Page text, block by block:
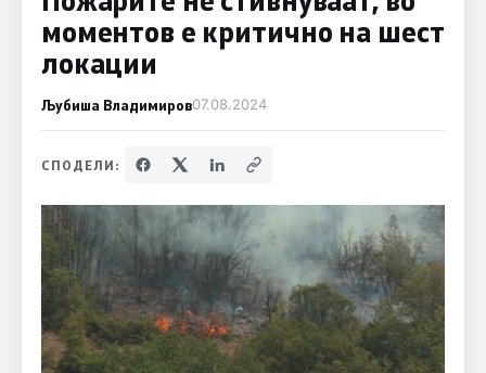
моментов е критично на шест
локации
Љубиша Владимиров07.08.2024
СПОДЕЛИ: